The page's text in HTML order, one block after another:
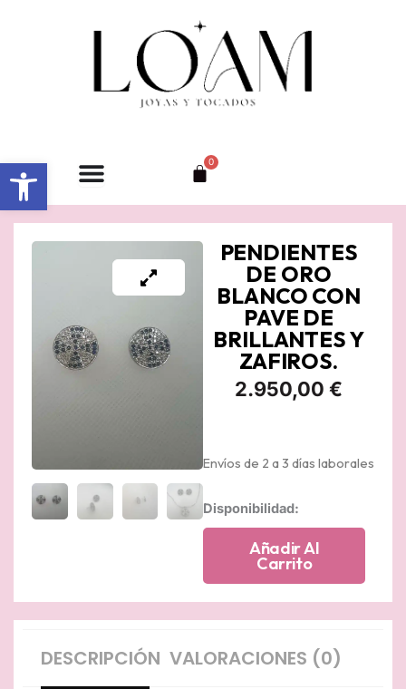
Abrir barra de herramientas 0
Carrito
PENDIENTES
DE ORO
BLANCO CON
PAVE DE
BRILLANTES Y
ZAFIROS.
2.950,00 €
Envíos de 2 a 3 días laborales
Disponibilidad:
Pendientes
con
y
zafiros.
Añadir Al
Carrito
DESCRIPCIÓN VALORACIONES (0)